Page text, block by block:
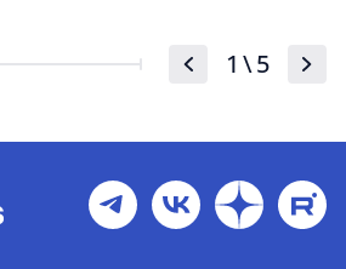
1 \5